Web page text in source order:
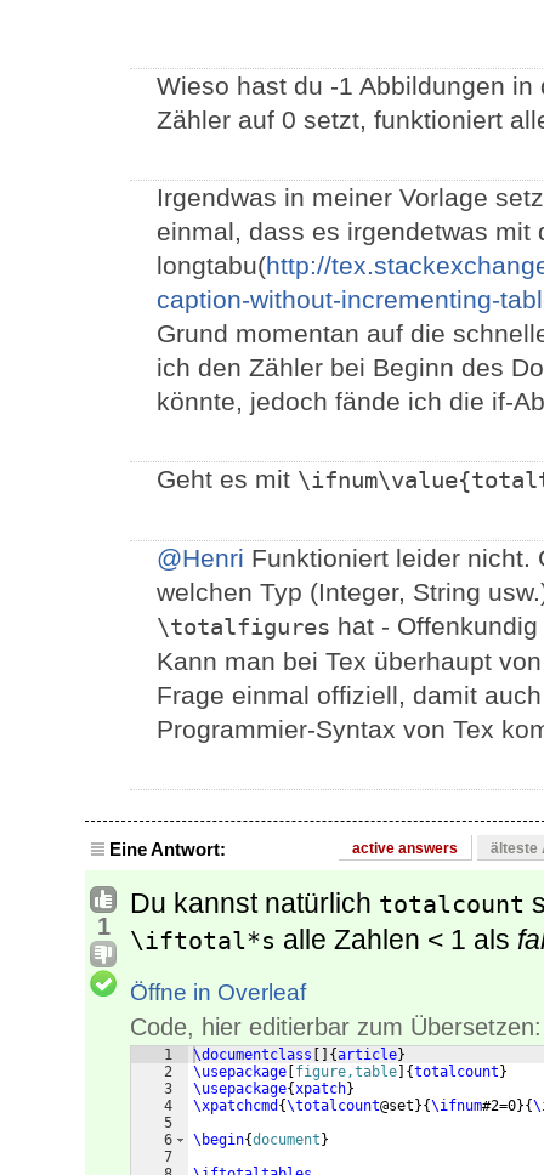
Wieso hast du -1 Abbildungen
Zähler auf 0 setzt, funktioniert
Irgendwas in meiner Vorlage
einmal, dass es irgendetwas mit
longtabu(http://
caption-without-incrementing-
Grund momentan auf die
ich den Zähler bei Beginn des
könnte, jedoch fände ich die if-
Geht es mit
@Henri Funktioniert leider nicht.
welchen Typ (Integer, String
\totalfigures hat -
Kann man bei Tex überhaupt
Frage einmal offiziell, damit
Programmier-Syntax von Tex
Eine Antwort: active answers älteste
1
Du kannst natürlich totalcount
\iftotal*s alle Zahlen < 1 als
Öffne in Overleaf
Code, hier editierbar zum Übersetzen:
1
2
3
4
5
6
7
\documentclass {article}
\usepackage figure,table {totalcount }
\usepackage{xpatch}
\xpatchcmd {\totalcount@set }{\ifnum#2=0}{
\begin{document }